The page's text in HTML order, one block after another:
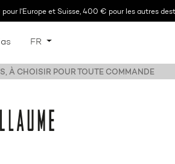
l'Europe et Suisse, 400 € pour les autres
FR
À CHOISIR POUR TOUTE COMMANDE